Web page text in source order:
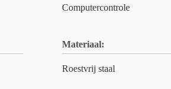
Computercontrole
Materiaal:
Roestvrij staal